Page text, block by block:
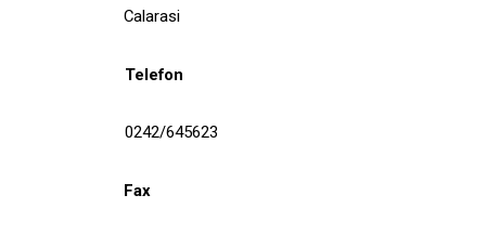
Calarasi
Telefon
0242/645623
Fax